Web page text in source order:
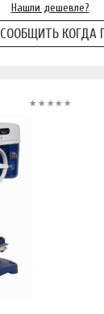
Нашли дешевле?
СООБЩИТЬ КОГДА